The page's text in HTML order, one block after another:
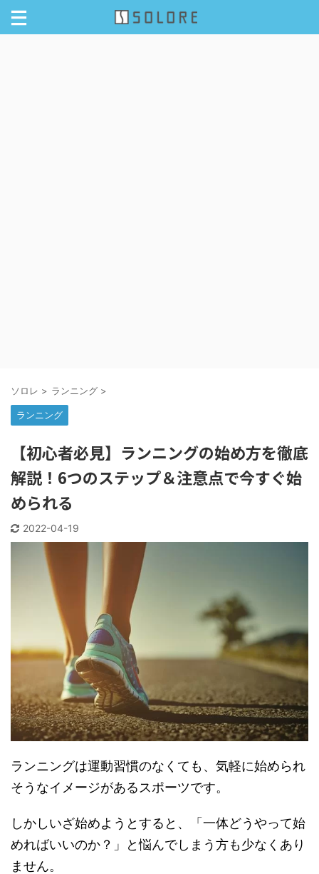
ソロレ > ランニング >
ランニング
【初心者必見】ランニングの始め方を徹底
解説！6つのステップ＆注意点で今すぐ始
められる
2022-04-19
ランニングは運動習慣のなくても、気軽に始められ
そうなイメージがあるスポーツです。
しかしいざ始めようとすると、「一体どうやって始
めればいいのか？」と悩んでしまう方も少なくあり
ません。